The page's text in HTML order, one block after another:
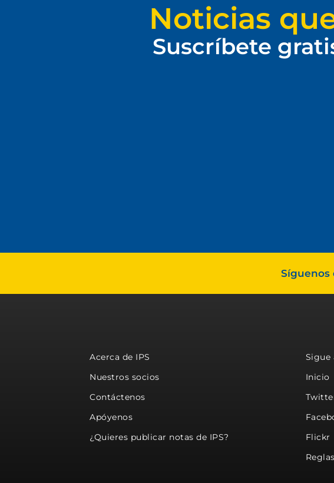
Noticias
Suscríbete
Síguenos
Acerca de IPS
Nuestros socios
Contáctenos
Apóyenos
¿Quieres publicar notas de IPS?
Sigue
Inicio
Flickr